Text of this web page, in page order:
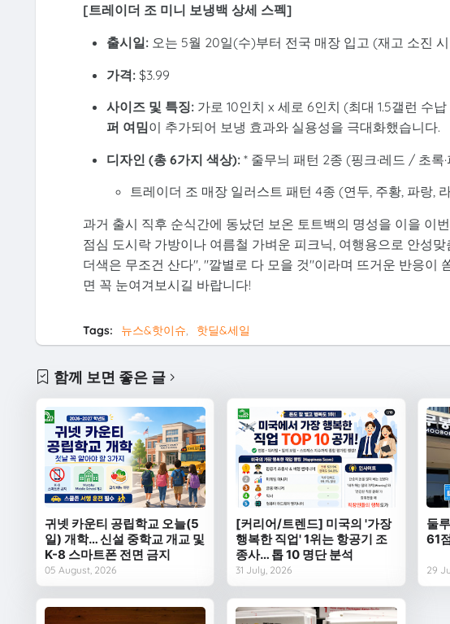
[트레이더 조 미니 보냉백 상세 스펙]
출시일: 오는 5월 20일(수)부터 전국 매장 입고 (재고 소진
가격: $3.99
사이즈 및 특징: 가로 10인치 x 세로 6인치 (최대 1.5갤런 수
퍼 여밈이 추가되어 보냉 효과와 실용성을 극대화했습니다.
디자인 (총 6가지 색상): * 줄무늬 패턴 2종 (핑크·레드 / 초록
트레이더 조 매장 일러스트 패턴 4종 (연두, 주황, 파랑,
과거 출시 직후 순식간에 동났던 보온 토트백의 명성을 이을 이
점심 도시락 가방이나 여름철 가벼운 피크닉, 여행용으로 안성
더색은 무조건 산다", "깔별로 다 모을 것"이라며 뜨거운 반응이
면 꼭 눈여겨보시길 바랍니다!
Tags: 뉴스&핫이슈 핫딜&세일
함께 보면 좋은 글
귀넷 카운티 공립학교 오늘(5
일) 개학… 신설 중학교 개교 및
K-8 스마트폰 전면 금지
05 August, 2026
[커리어/트렌드] 미국의 '가장
행복한 직업' 1위는 항공기 조
종사… 톱 10 명단 분석
31 July, 2026
둘
61
29